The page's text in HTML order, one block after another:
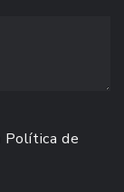
Política de